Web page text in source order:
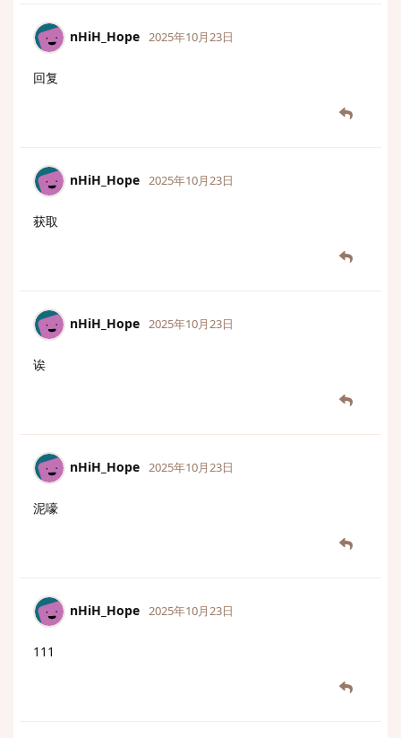
nHiH_Hope 2025年10月23日
回复
nHiH_Hope 2025年10月23日
获取
nHiH_Hope 2025年10月23日
诶
nHiH_Hope 2025年10月23日
泥嚎
nHiH_Hope 2025年10月23日
111